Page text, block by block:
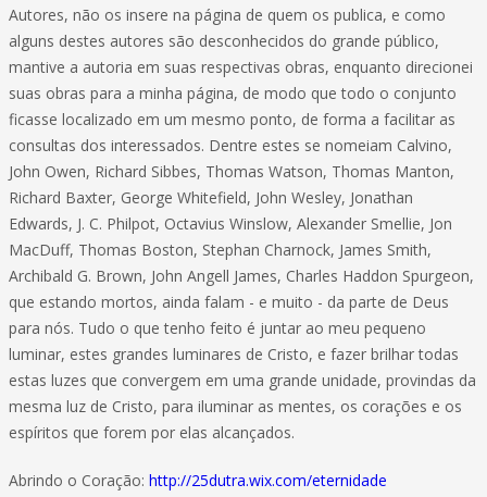
Autores, não os insere na página de quem os publica, e como
alguns destes autores são desconhecidos do grande público,
mantive a autoria em suas respectivas obras, enquanto direcionei
suas obras para a minha página, de modo que todo o conjunto
ficasse localizado em um mesmo ponto, de forma a facilitar as
consultas dos interessados. Dentre estes se nomeiam Calvino,
John Owen, Richard Sibbes, Thomas Watson, Thomas Manton,
Richard Baxter, George Whitefield, John Wesley, Jonathan
Edwards, J. C. Philpot, Octavius Winslow, Alexander Smellie, Jon
MacDuff, Thomas Boston, Stephan Charnock, James Smith,
Archibald G. Brown, John Angell James, Charles Haddon Spurgeon,
que estando mortos, ainda falam - e muito - da parte de Deus
para nós. Tudo o que tenho feito é juntar ao meu pequeno
luminar, estes grandes luminares de Cristo, e fazer brilhar todas
estas luzes que convergem em uma grande unidade, provindas da
mesma luz de Cristo, para iluminar as mentes, os corações e os
espíritos que forem por elas alcançados.
Abrindo o Coração: http://25dutra.wix.com/eternidade